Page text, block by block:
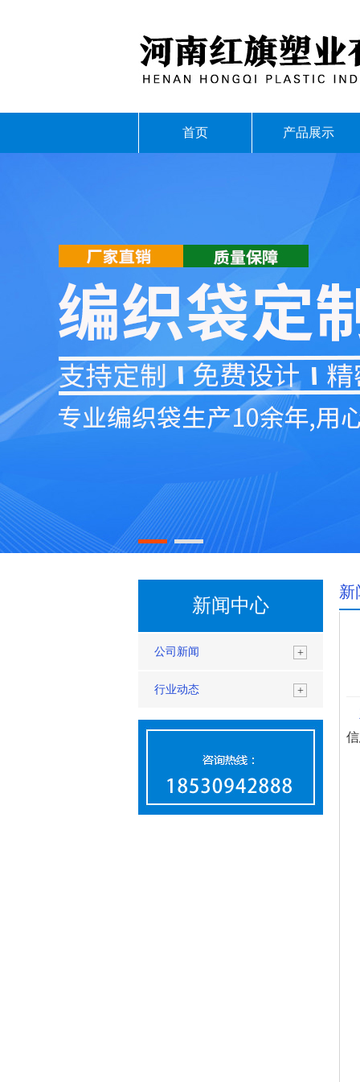
首页 产品展示
新闻中心
公司新闻 +
行业动态 +
新